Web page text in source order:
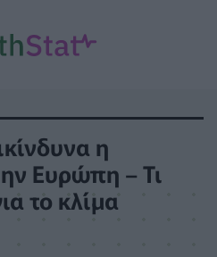
η
Ευρώπη – Τι
το κλίμα